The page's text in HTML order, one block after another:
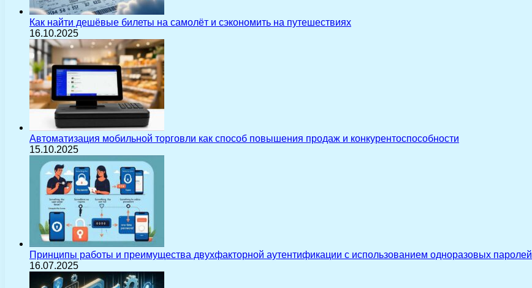
Как найти дешёвые билеты на самолёт и сэкономить на путешествиях
16.10.2025
Автоматизация мобильной торговли как способ повышения продаж и конкурентоспособности
15.10.2025
Принципы работы и преимущества двухфакторной аутентификации с использованием одноразовых паролей
16.07.2025